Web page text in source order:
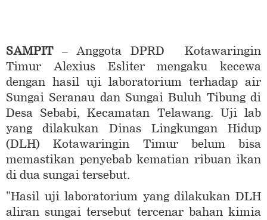
SAMPIT– Anggota DPRD Kotawaringin
Timur Alexius Esliter mengaku kecewa
dengan hasil uji laboratorium terhadap air
Sungai Seranau dan Sungai Buluh Tibung di
Desa Sebabi, Kecamatan Telawang. Uji lab
yang dilakukan Dinas Lingkungan Hidup
(DLH) Kotawaringin Timur belum bisa
memastikan penyebab kematian ribuan ikan
di dua sungai tersebut.
"Hasil uji laboratorium yang dilakukan DLH
aliran sungai tersebut tercenar bahan kimia